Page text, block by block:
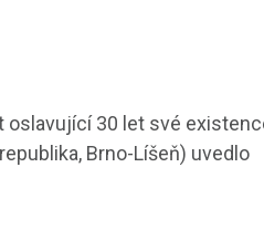
oslavující 30 let své
Brno-Líšeň) uvedlo